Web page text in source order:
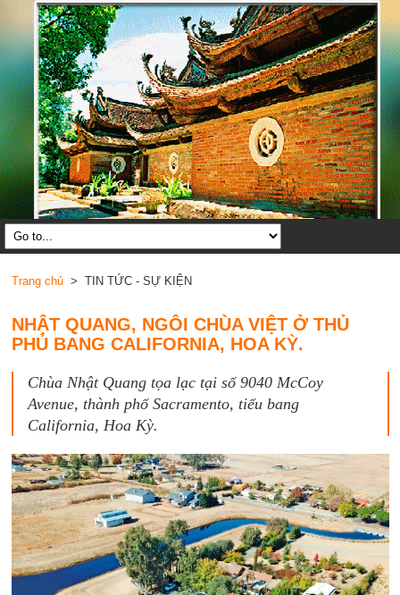
Trang chủ> TIN TỨC - SỰ KIỆN
NHẬT QUANG, NGÔI CHÙA VIỆT Ở THỦ
PHỦ BANG CALIFORNIA, HOA KỲ.
Chùa Nhật Quang tọa lạc tại số 9040 McCoy
Avenue, thành phố Sacramento, tiểu bang
California, Hoa Kỳ.